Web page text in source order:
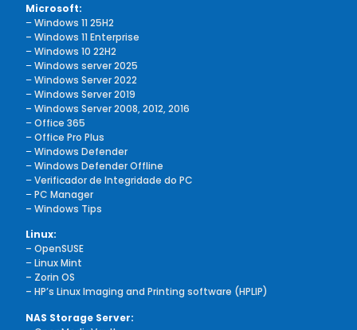
Microsoft:
–Windows 11 25H2
– Windows 11 Enterprise
–Windows 10 22H2
–Windows server 2025
–Windows Server 2022
–Windows Server 2019
– Windows Server 2008, 2012, 2016
–Office 365
–Office Pro Plus
–Windows Defender
–Windows Defender Offline
–Verificador de Integridade do PC
–PC Manager
– Windows Tips
Linux:
– OpenSUSE
–Linux Mint
– Zorin OS
– HP’s Linux Imaging and Printing software (HPLIP)
NAS Storage Server: